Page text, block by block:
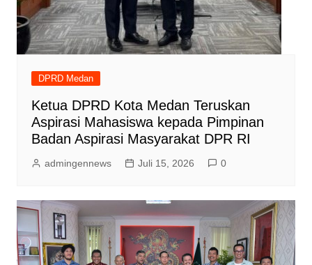
DPRD Medan
Ketua DPRD Kota Medan Teruskan
Aspirasi Mahasiswa kepada Pimpinan
Badan Aspirasi Masyarakat DPR RI
admingennews Juli 15, 2026 0